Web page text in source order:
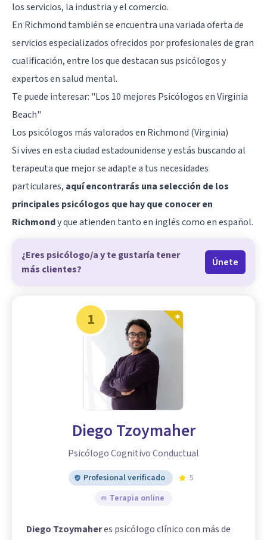
los servicios, la industria y el comercio.
En Richmond también se encuentra una variada oferta de
servicios especializados ofrecidos por profesionales de gran
cualificación, entre los que destacan sus psicólogos y
expertos en salud mental.
Te puede interesar: "Los 10 mejores Psicólogos en Virginia
Beach"
Los psicólogos más valorados en Richmond (Virginia)
Si vives en esta ciudad estadounidense y estás buscando al
terapeuta que mejor se adapte a tus necesidades
particulares, aquí encontrarás una selección de los
principales psicólogos que hay que conocer en
Richmondy que atienden tanto en inglés como en español.
¿Eres psicólogo/a y te gustaría tener
más clientes?
Únete
1
Diego Tzoymaher
Psicólogo Cognitivo Conductual
Profesional verificado
5
Terapia online
Diego Tzoymaheres psicólogo clínico con más de